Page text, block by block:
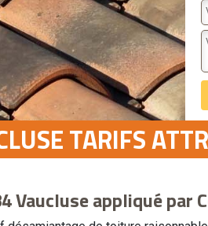
TARIFS
Vaucluse appliqué par